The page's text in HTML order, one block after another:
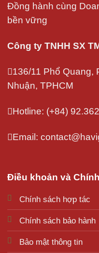
Đồng hành cùng
bền vững
Công ty TNHH SX
136/11 Phổ Quang,
Nhuận, TPHCM
Hotline: (+84)
Email:
Điều khoản và
Chính sách hợp tác
Chính sách bảo hành
Bảo mật thông tin